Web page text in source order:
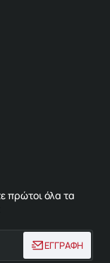
πρώτοι όλα τα
ΕΓΓΡΑΦΗ